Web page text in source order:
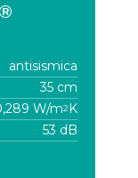
antisismica
35 cm
W/m2K
53 dB